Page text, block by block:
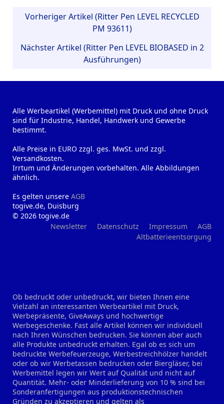
Vorheriger Artikel (Ritter Pen LEVEL RECYCLED
PM 93611)
Nächster Artikel (Ritter Pen LEVEL BIOBASED in 2
Ausführungen)
Alle Werbeartikel (Werbemittel) mit Druck und ohne Druck
sind für Industrie, Handel, Handwerk und Gewerbe
bestimmt.
Alle Preise in EURO zzgl. ges. MwSt. und zzgl.
Versandkosten.
Irrtum und Änderungen vorbehalten. Alle Abbildungen
ähnlich.
Es gelten unsere AGB
togive.de, Duisburg
© 2026 togive.de
Newsletter
Datenschutz Impressum
AGB
Altbatterieentsorgung
Ob bedruckt oder unbedruckt, wir bieten Ihnen eine
Vielzahl an interessanten Werbeartikel mit Druck,
Werbepräsente, GiveAways und hochwertige
Werbegeschenke. Fast alle Artikel können wir individuell
nach Ihren Wünschen bedrucken. Sie können aber auch
alle Produkte unbedruckt erhalten. Egal ob es sich um
bedruckte Werbefeuerzeuge, Werbestreichhölzer handelt
oder ob wir Werbetassen bedrucken oder Biergläser, bei
Werbemittel legen wir Wert auf Qualität und nicht auf
Quantität. Mehr- oder Minderlieferung von 10 % sind bei
Sonderanfertigungen aus produktionstechnischen
Gründen zu akzeptieren und gelten als